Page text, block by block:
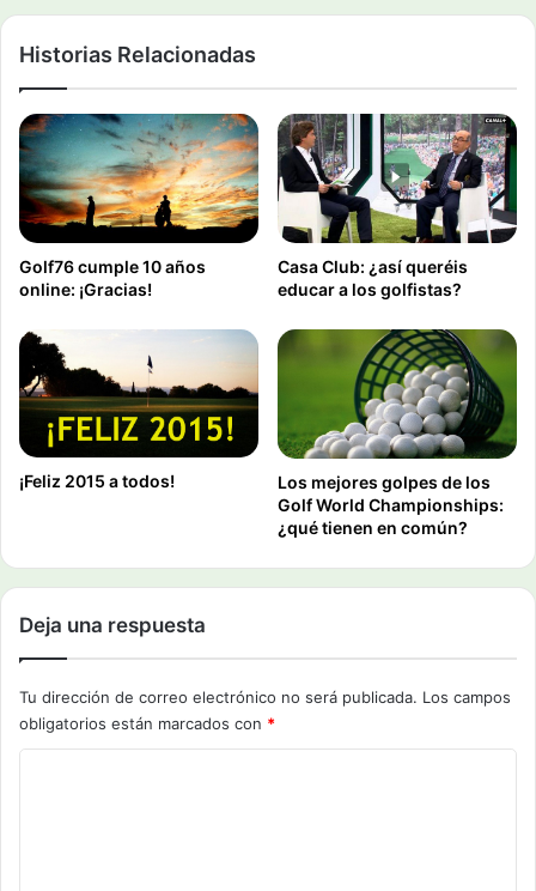
Historias Relacionadas
Golf76 cumple 10 años
online: ¡Gracias!
Casa Club: ¿así queréis
educar a los golfistas?
¡Feliz 2015 a todos!
Los mejores golpes de los
Golf World Championships:
¿qué tienen en común?
Deja una respuesta
Tu dirección de correo electrónico no será publicada. Los campos
obligatorios están marcados con *